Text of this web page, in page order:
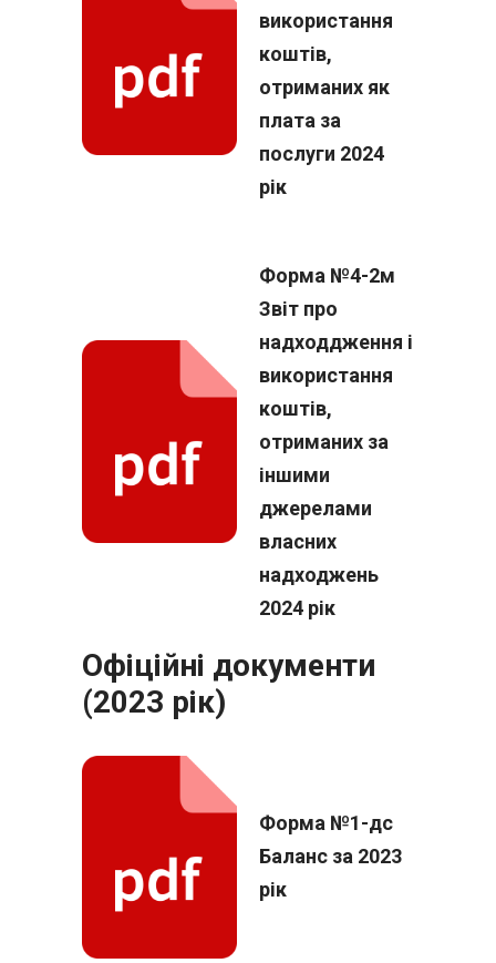
використання
коштів,
отриманих як
плата за
послуги 2024
рік
Форма №4-2м
Звіт про
надходдження і
використання
коштів,
отриманих за
іншими
джерелами
власних
надходжень
2024 рік
Офіційні документи
(2023 рік)
Форма №1-дс
Баланс за 2023
рік